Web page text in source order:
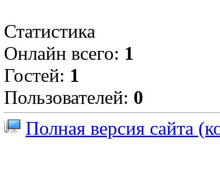
Статистика
Онлайн всего: 1
Гостей: 1
Пользователей: 0
Полная версия сайта